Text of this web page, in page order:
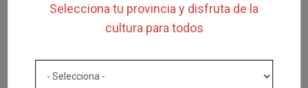
Selecciona tu provincia y disfruta de la
cultura para todos
VISITA + TALLER
medievals